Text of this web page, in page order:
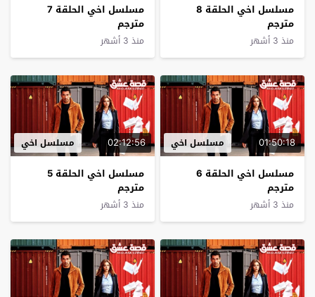
مسلسل اخي الحلقة 8
مترجم
منذ 3 أشهر
مسلسل اخي الحلقة 7
مترجم
منذ 3 أشهر
01:50:18 مسلسل اخي
مسلسل اخي الحلقة 6
مترجم
منذ 3 أشهر
02:12:56 مسلسل اخي
مسلسل اخي الحلقة 5
مترجم
منذ 3 أشهر